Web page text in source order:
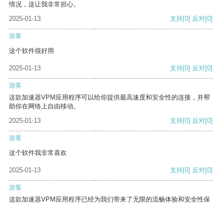
情况，这让我非常担心。
2025-01-13
支持[0] 反对[0]
游客
这个软件很好用
2025-01-13 支持[0] 反对[0]
游客
这款加速器VPM应用程序可以给你提供最高速度和安全性的连接，并帮
助你在网络上自由移动。
2025-01-13
支持[0] 反对[0]
游客
这个软件我非常喜欢
2025-01-13 支持[0] 反对[0]
游客
这款加速器VPM应用程序已经为我们带来了无限的流畅体验和安全性保